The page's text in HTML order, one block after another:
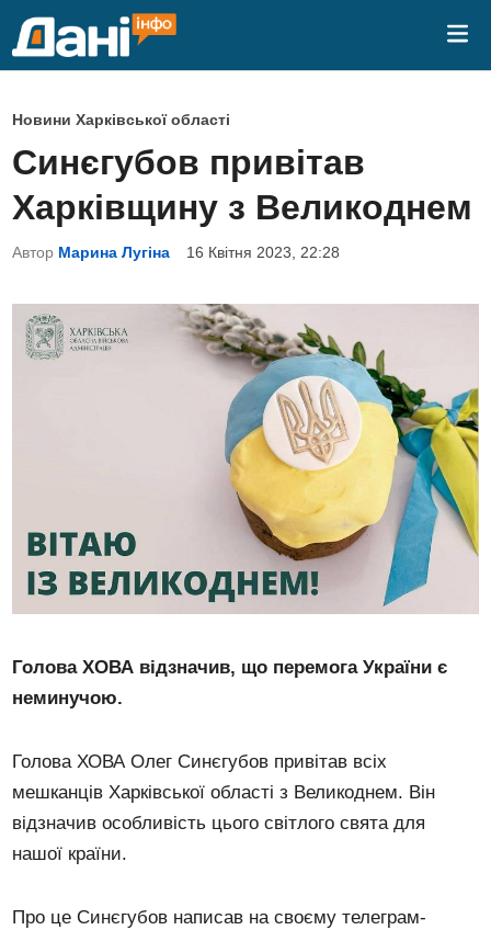
P
o
s
t
i
Новини Харківської області
Синєгубов привітав
Харківщину з Великоднем
Автор Марина Лугіна 16 Квітня 2023, 22:28
Голова ХОВА відзначив, що перемога України є
неминучою.
Голова ХОВА Олег Синєгубов привітав всіх
мешканців Харківської області з Великоднем. Він
відзначив особливість цього світлого свята для
нашої країни.
Про це Синєгубов написав на своєму телеграм-